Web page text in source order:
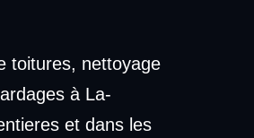
toitures, nettoyage
à La-
et dans les